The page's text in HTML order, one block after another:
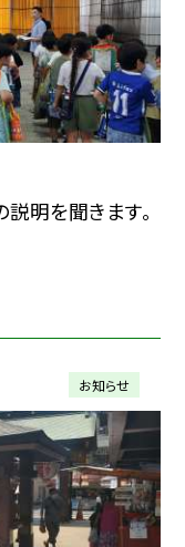
明を聞きます。
お知らせ